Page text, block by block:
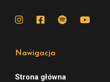
Nawigacja
Strona główna